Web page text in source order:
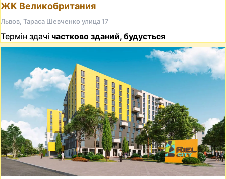
ЖК Великобритания
Львов, Тараса Шевченко улица 17
Термін здачі частково зданий, будується